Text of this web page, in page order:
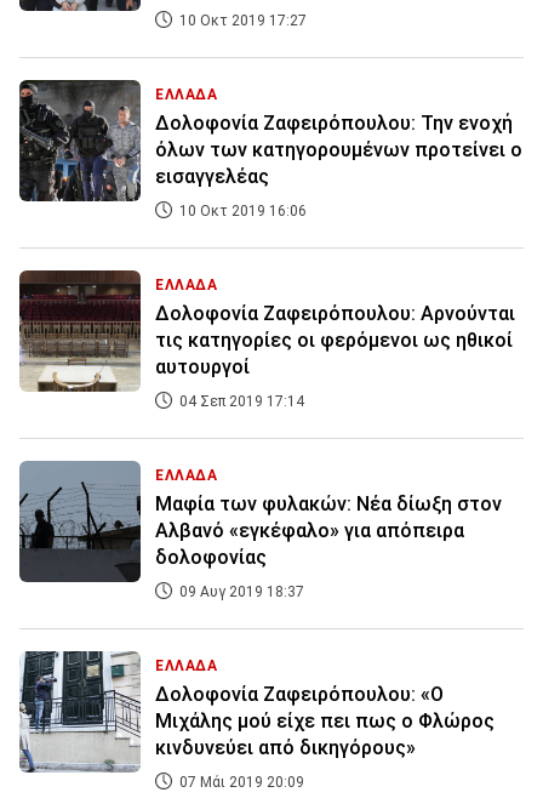
10 Οκτ 2019 17:27
ΕΛΛΑΔΑ
Δολοφονία Ζαφειρόπουλου: Την ενοχή
όλων των κατηγορουμένων προτείνει ο
εισαγγελέας
10 Οκτ 2019 16:06
ΕΛΛΑΔΑ
Δολοφονία Ζαφειρόπουλου: Αρνούνται
τις κατηγορίες οι φερόμενοι ως ηθικοί
αυτουργοί
04 Σεπ 2019 17:14
ΕΛΛΑΔΑ
Μαφία των φυλακών: Νέα δίωξη στον
Αλβανό «εγκέφαλο» για απόπειρα
δολοφονίας
09 Αυγ 2019 18:37
ΕΛΛΑΔΑ
Δολοφονία Ζαφειρόπουλου: «Ο
Μιχάλης μού είχε πει πως ο Φλώρος
κινδυνεύει από δικηγόρους»
07 Μάι 2019 20:09